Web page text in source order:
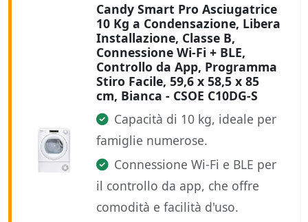
Candy Smart Pro Asciugatrice
10 Kg a Condensazione, Libera
Installazione, Classe B,
Connessione Wi-Fi + BLE,
Controllo da App, Programma
Stiro Facile, 59,6 x 58,5 x 85
cm, Bianca - CSOE C10DG-S
Capacità di 10 kg, ideale per
famiglie numerose.
Connessione Wi-Fi e BLE per
il controllo da app, che offre
comodità e facilità d'uso.